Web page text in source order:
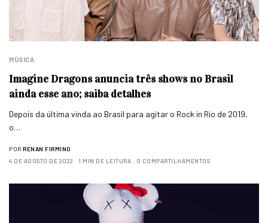
MÚSICA
Imagine Dragons anuncia três shows no Brasil
ainda esse ano; saiba detalhes
Depois da última vinda ao Brasil para agitar o Rock in Rio de 2019,
o…
POR RENAN FIRMINO
4 DE AGOSTO DE 2022
1 MIN DE LEITURA 0 COMPARTILHAMENTOS